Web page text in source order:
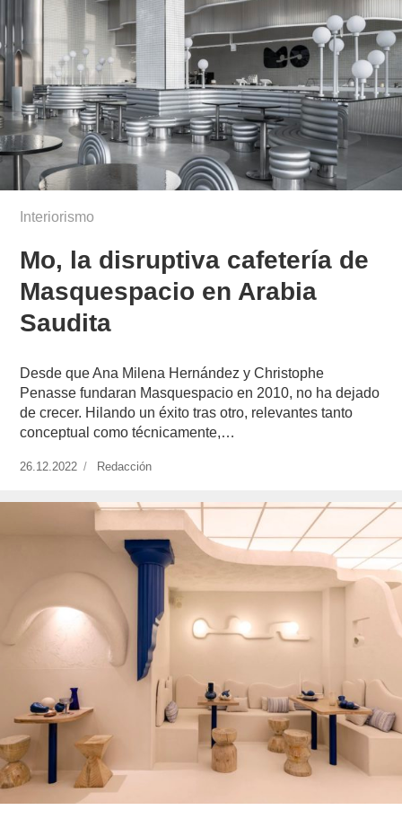
Interiorismo
Mo, la disruptiva cafetería de
Masquespacio en Arabia
Saudita
Desde que Ana Milena Hernández y Christophe
Penasse fundaran Masquespacio en 2010, no ha dejado
de crecer. Hilando un éxito tras otro, relevantes tanto
conceptual como técnicamente,…
Publicado
26.12.2022 https://www.experimenta.es/author/redaccion/
Redacción